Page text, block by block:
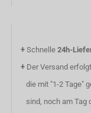
+ Schnelle 24h-
+ Der Versand
die mit "1-2 Tage"
sind, noch am Tag